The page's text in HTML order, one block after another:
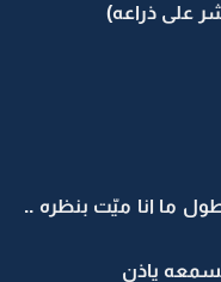
على ذراعه)
ما انا ميّت بنظره ..
ياذن